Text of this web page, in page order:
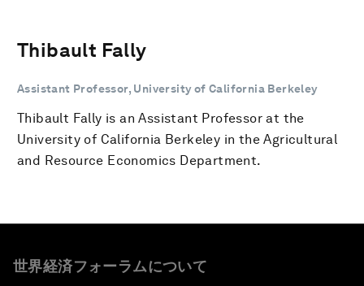
Thibault Fally
Assistant Professor, University of California Berkeley
Thibault Fally is an Assistant Professor at the
University of California Berkeley in the Agricultural
and Resource Economics Department.
世界経済フォーラムについて